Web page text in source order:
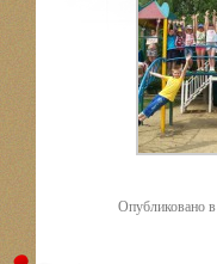
Опубликовано в